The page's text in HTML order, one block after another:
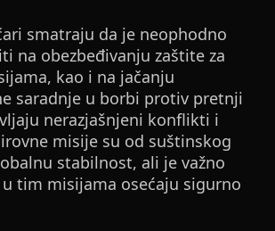
smatraju da je neophodno
na obezbeđivanju zaštite za
kao i na jačanju
saradnje u borbi protiv pretnji
nerazjašnjeni konflikti i
misije su od suštinskog
stabilnost, ali je važno
tim misijama osećaju sigurno